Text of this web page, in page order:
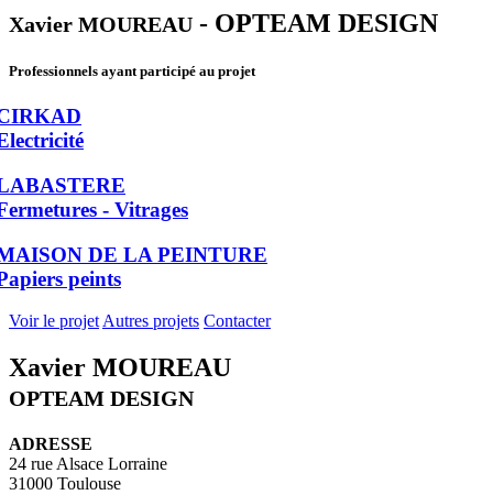
Xavier MOUREAU - OPTEAM DESIGN
Professionnels ayant participé au projet
- Vitrages
DE LA PEINTURE
peints
Voir le projet Autres projets Contacter
Xavier MOUREAU
OPTEAM DESIGN
ADRESSE
24 rue Alsace Lorraine
31000 Toulouse